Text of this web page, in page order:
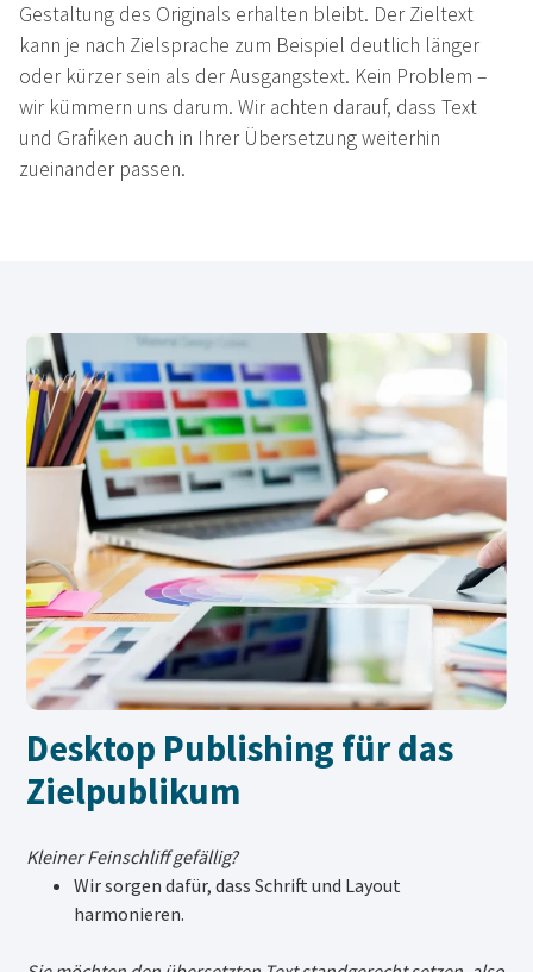
Gestaltung des Originals erhalten bleibt. Der Zieltext
kann je nach Zielsprache zum Beispiel deutlich länger
oder kürzer sein als der Ausgangstext. Kein Problem –
wir kümmern uns darum. Wir achten darauf, dass Text
und Grafiken auch in Ihrer Übersetzung weiterhin
zueinander passen.
Desktop Publishing für das
Zielpublikum
Kleiner Feinschliff gefällig?
Wir sorgen dafür, dass Schrift und Layout
harmonieren.